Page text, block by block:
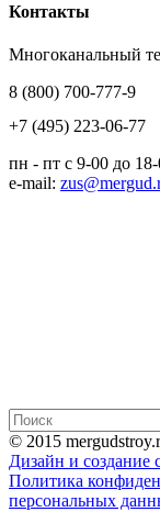
Контакты
Многоканальный
8 (800) 700-777-9
+7 (495) 223-06-77
пн - пт с 9-00 до
e-mail:
© 2015
Дизайн и создание
Политика
персональных